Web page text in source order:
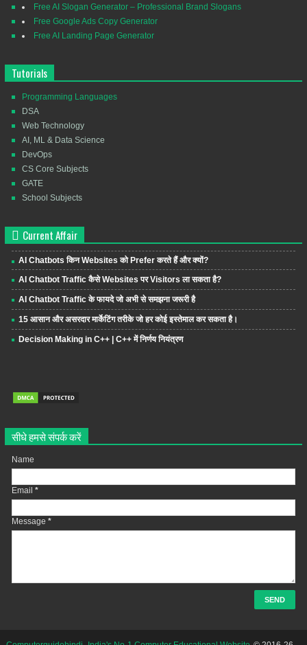
Free AI Slogan Generator – Professional Brand Slogans
Free Google Ads Copy Generator
Free AI Landing Page Generator
Tutorials
Programming Languages
DSA
Web Technology
AI, ML & Data Science
DevOps
CS Core Subjects
GATE
School Subjects
Current Affair
AI Chatbots किन Websites को Prefer करते हैं और क्यों?
AI Chatbot Traffic कैसे Websites पर Visitors ला सकता है?
AI Chatbot Traffic के फायदे जो अभी से समझना जरूरी है
15 आसान और असरदार मार्केटिंग तरीके जो हर कोई इस्तेमाल कर सकता है।
Decision Making in C++ | C++ में निर्णय नियंत्रण
सीधे हमसे संपर्क करें
Name
Email *
Message *